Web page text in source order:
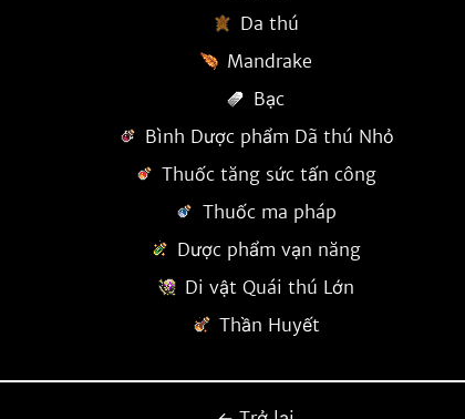
Da thú
Mandrake
Bạc
Bình Dược phẩm Dã thú Nhỏ
Thuốc tăng sức tấn công
Thuốc ma pháp
Dược phẩm vạn năng
Di vật Quái thú Lớn
Thần Huyết